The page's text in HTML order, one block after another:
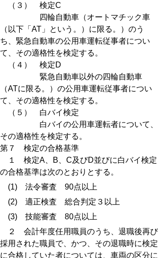
（３） 検定C
四輪自動車（オートマチック車
（以下「AT」という。）に限る。）のう
ち、緊急自動車の公用車運転従事者につい
て、その適格性を検定する。
（４） 検定D
緊急自動車以外の四輪自動車
（ATに限る。）の公用車運転従事者につい
て、その適格性を検定する。
（５） 白バイ検定
白バイの公用車運転者について、
その適格性を検定する。
第７ 検定の合格基準
１ 検定A、B、C及びD並びに白バイ検定
の合格基準は次のとおりとする。
(1) 法令審査 90点以上
(2) 適正検査 総合判定３以上
(3) 技能審査 80点以上
２ 会計年度任用職員のうち、退職後再び
採用された職員で、かつ、その退職時に検定
に合格していた者については、車両の区分に